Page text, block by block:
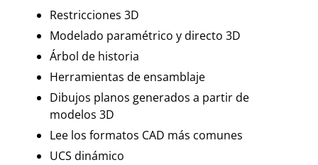
Restricciones 3D
Modelado paramétrico y directo 3D
Árbol de historia
Herramientas de ensamblaje
Dibujos planos generados a partir de
modelos 3D
Lee los formatos CAD más comunes
UCS dinámico